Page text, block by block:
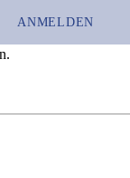
ANMELDEN